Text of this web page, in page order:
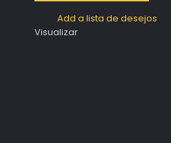
Add a lista de desejos
Visualizar